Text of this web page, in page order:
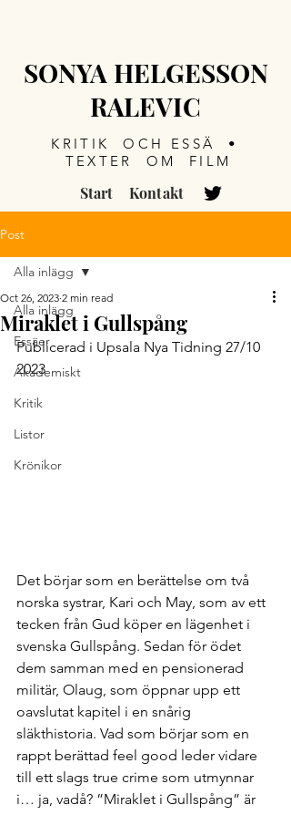
SONYA HELGESSON
RALEVIC
KRITIK OCH ESSÄ •
TEXTER OM FILM
Start Kontakt
Post
Alla inlägg
Essäer
Akademiskt
Kritik
Listor
Krönikor
Alla inlägg
Miraklet i Gullspång
Oct 26, 2023 2 min read
Publicerad i Upsala Nya Tidning 27/10
2023
Det börjar som en berättelse om två
norska systrar, Kari och May, som av ett
tecken från Gud köper en lägenhet i
svenska Gullspång. Sedan för ödet
dem samman med en pensionerad
militär, Olaug, som öppnar upp ett
oavslutat kapitel i en snårig
släkthistoria. Vad som börjar som en
rappt berättad feel good leder vidare
till ett slags true crime som utmynnar
i… ja, vadå? ”Miraklet i Gullspång” är